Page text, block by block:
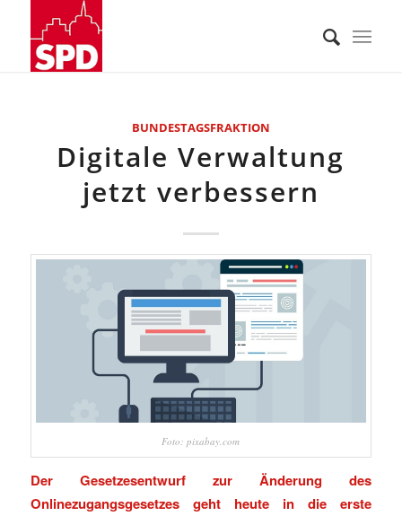
BUNDESTAGSFRAKTION
Digitale Verwaltung
jetzt verbessern
Foto: pixabay.com
Der Gesetzesentwurf zur Änderung des
Onlinezugangsgesetzes geht heute in die erste